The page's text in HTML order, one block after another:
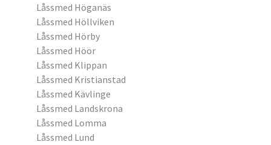
Låssmed Höganäs
Låssmed Höllviken
Låssmed Hörby
Låssmed Höör
Låssmed Klippan
Låssmed Kristianstad
Låssmed Kävlinge
Låssmed Landskrona
Låssmed Lomma
Låssmed Lund